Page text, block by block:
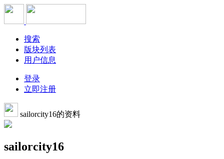
搜索
版块列表
用户信息
登录
立即注册
sailorcity16的资料
sailorcity16